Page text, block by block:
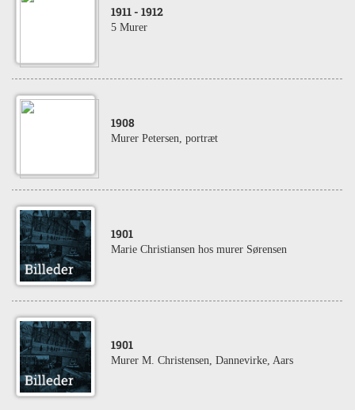
1911 - 1912
5 Murer
1908
Murer Petersen, portræt
1901
Marie Christiansen hos murer Sørensen
1901
Murer M. Christensen, Dannevirke, Aars